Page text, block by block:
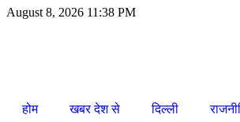
August 8, 2026 11:38 PM
होम खबर देश से दिल्ली